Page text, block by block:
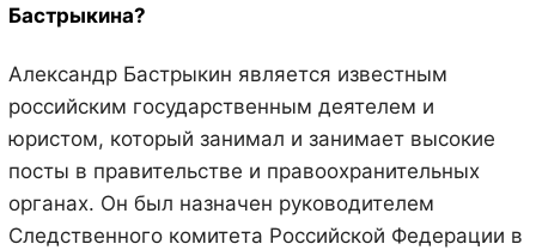
Бастрыкина?
Александр Бастрыкин является известным
российским государственным деятелем и
юристом, который занимал и занимает высокие
посты в правительстве и правоохранительных
органах. Он был назначен руководителем
Следственного комитета Российской Федерации в